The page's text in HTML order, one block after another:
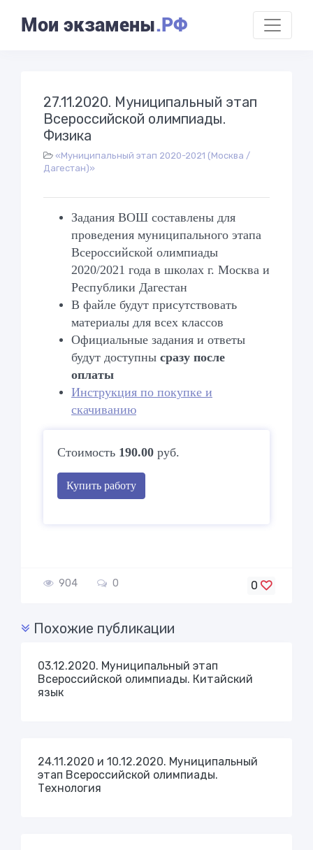
Мои экзамены.РФ
27.11.2020. Муниципальный этап
Всероссийской олимпиады.
Физика
«Муниципальный этап 2020-2021 (Москва /
Дагестан)»
Задания ВОШ составлены для
проведения муниципального этапа
Всероссийской олимпиады
2020/2021 года в школах г. Москва и
Республики Дагестан
В файле будут присутствовать
материалы для всех классов
Официальные задания и ответы
будут доступны сразу после
оплаты
Инструкция по покупке и
скачиванию
Стоимость 190.00 руб.
Купить работу
904 0 0
Похожие публикации
03.12.2020. Муниципальный этап
Всероссийской олимпиады. Китайский
язык
24.11.2020 и 10.12.2020. Муниципальный
этап Всероссийской олимпиады.
Технология